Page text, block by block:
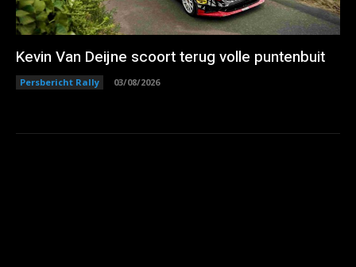
Kevin Van Deijne scoort terug volle puntenbuit
Persbericht Rally 03/08/2026